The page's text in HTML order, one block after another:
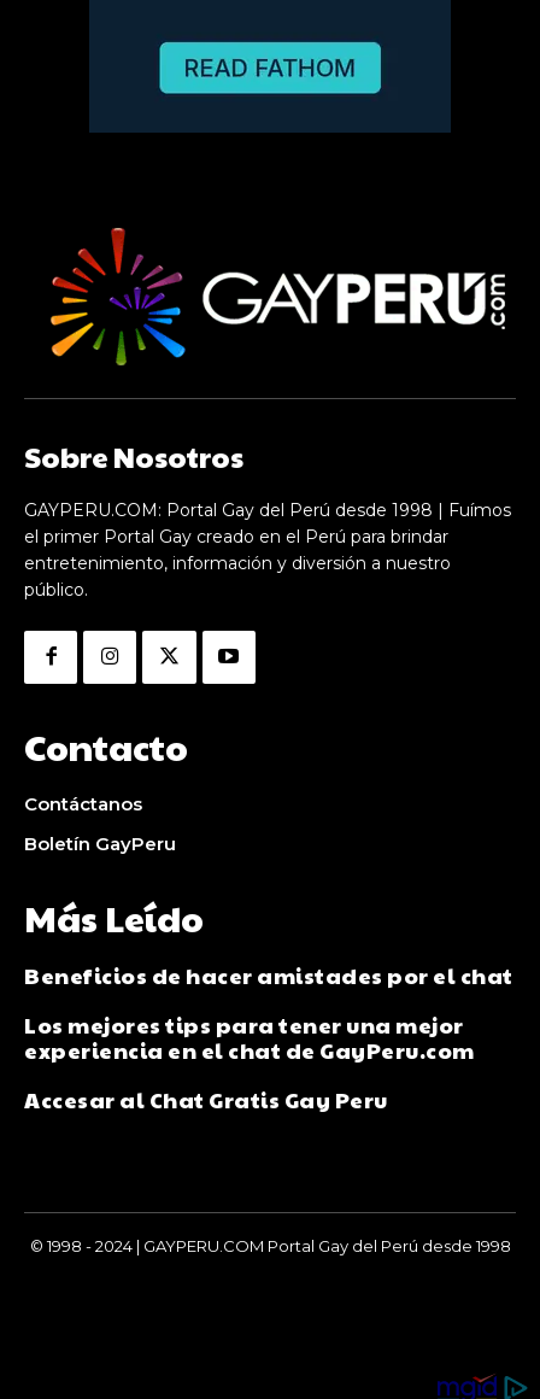
Sobre Nosotros
GAYPERU.COM: Portal Gay del Perú desde 1998 | Fuímos
el primer Portal Gay creado en el Perú para brindar
entretenimiento, información y diversión a nuestro
público.
Contacto
Contáctanos
Boletín GayPeru
Más Leído
Beneficios de hacer amistades por el chat
Los mejores tips para tener una mejor
experiencia en el chat de GayPeru.com
Accesar al Chat Gratis Gay Peru
© 1998 - 2024 | GAYPERU.COM Portal Gay del Perú desde 1998